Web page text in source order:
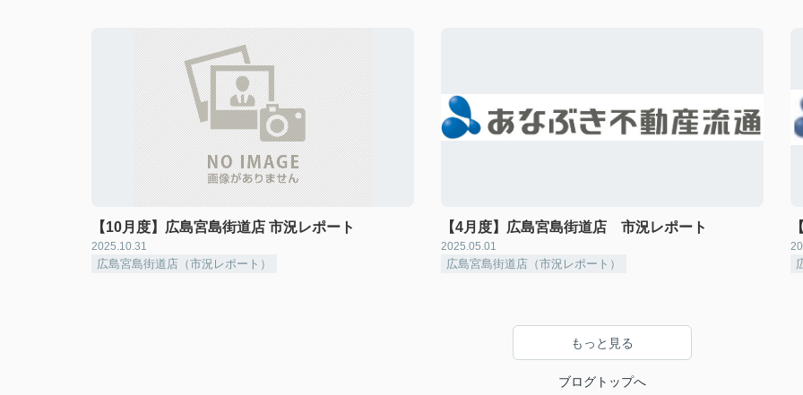
【10月度】広島宮島街道店 市況レポート
2025.10.31
広島宮島街道店（市況レポート）
【4月度】広島宮島街道店 市況レポート
2025.05.01
広島宮島街道店（市況レポート）
もっと見る
ブログトップへ